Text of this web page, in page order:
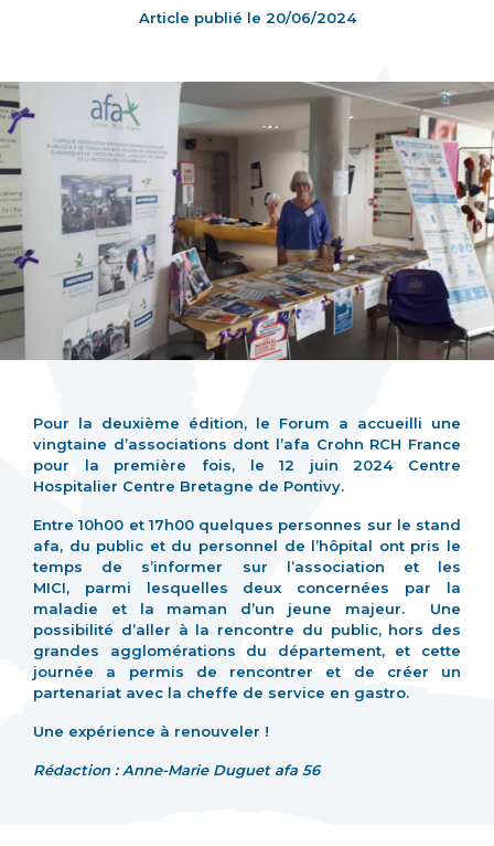
Article publié le 20/06/2024
Pour la deuxième édition, le Forum a accueilli une
vingtaine d’associations dont l’afa Crohn RCH France
pour la première fois, le 12 juin 2024 Centre
Hospitalier Centre Bretagne de Pontivy.
Entre 10h00 et 17h00 quelques personnes sur le stand
afa, du public et du personnel de l’hôpital ont pris le
temps de s’informer sur l’association et les
MICI, parmi lesquelles deux concernées par la
maladie et la maman d’un jeune majeur. Une
possibilité d’aller à la rencontre du public, hors des
grandes agglomérations du département, et cette
journée a permis de rencontrer et de créer un
partenariat avec la cheffe de service en gastro.
Une expérience à renouveler !
Rédaction : Anne-Marie Duguet afa 56